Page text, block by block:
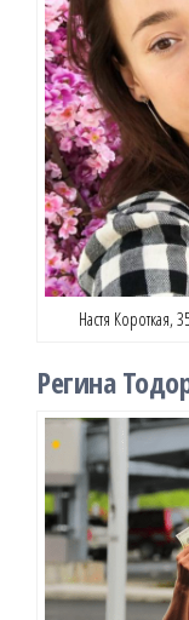
Настя Короткая,
Регина